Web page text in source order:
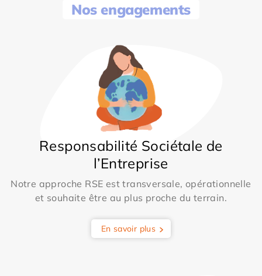
Nos engagements
Responsabilité Sociétale de
l’Entreprise
Notre approche RSE est transversale, opérationnelle
et souhaite être au plus proche du terrain.
En savoir plus